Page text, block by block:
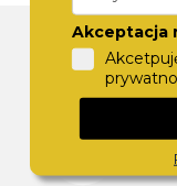
Akceptacja